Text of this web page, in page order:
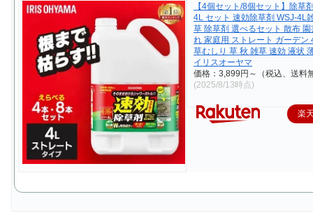
【4個セット/8個セット】除草
4L セット 速効除草剤 WSJ-4L
草 除草剤 選べるセット 散布 園
れ 家庭用 ストレート ガーデン
草むしり 草 秋 雑草 速効 液状
イリスオーヤマ
価格：3,899円～（税込、送料
(2025/8/13時点)
楽